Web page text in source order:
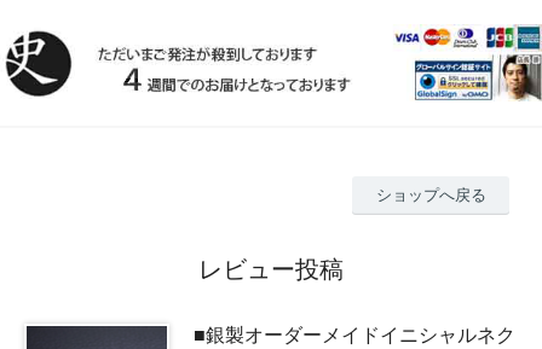
ショップへ戻る
レビュー投稿
■銀製オーダーメイドイニシャルネク